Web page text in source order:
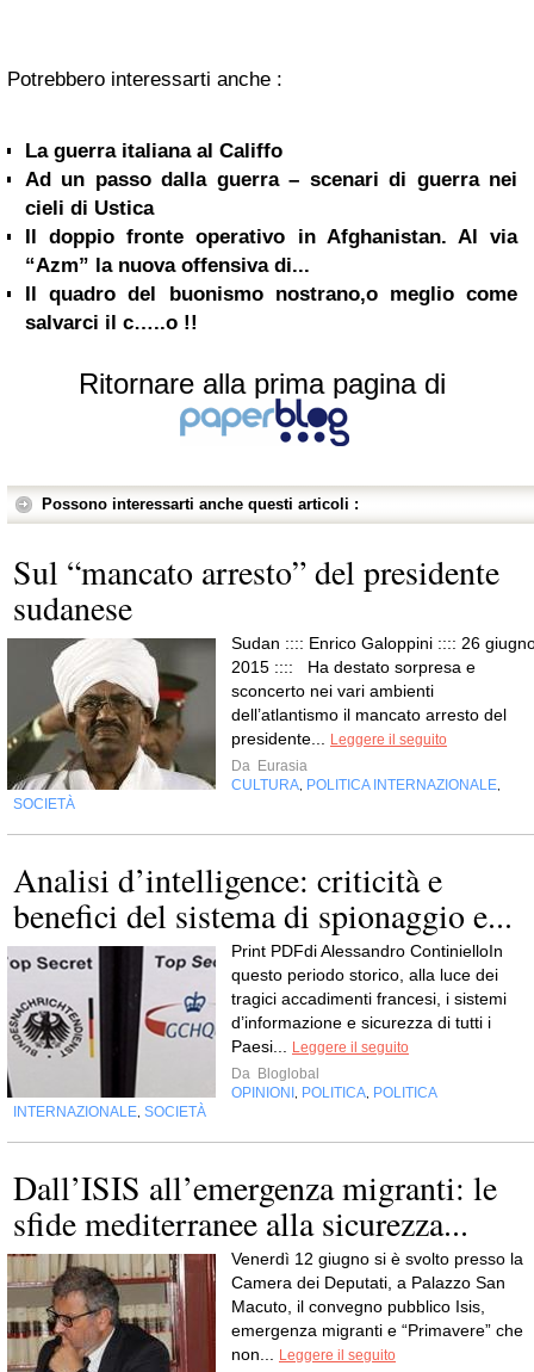
Potrebbero interessarti anche :
La guerra italiana al Califfo
Ad un passo dalla guerra – scenari di guerra nei
cieli di Ustica
Il doppio fronte operativo in Afghanistan. Al via
“Azm” la nuova offensiva di...
Il quadro del buonismo nostrano,o meglio come
salvarci il c…..o !!
Ritornare alla prima pagina di
Possono interessarti anche questi articoli :
Sul “mancato arresto” del presidente
sudanese
Sudan :::: Enrico Galoppini :::: 26
2015 :::: Ha destato sorpresa e
sconcerto nei vari ambienti
dell’atlantismo il mancato arresto del
presidente...
Leggere il seguito
Da Eurasia
CULTURA POLITICA INTERNAZIONALE
SOCIETÀ
Analisi d’intelligence: criticità e
benefici del sistema di spionaggio e...
Print PDFdi Alessandro ContinielloIn
questo periodo storico, alla luce dei
tragici accadimenti francesi, i sistemi
d’informazione e sicurezza di tutti i
Paesi...
Leggere il seguito
Da Bloglobal
OPINIONI
POLITICA POLITICA
INTERNAZIONALE SOCIETÀ
Dall’ISIS all’emergenza migranti: le
sfide mediterranee alla sicurezza...
Venerdì 12 giugno si è svolto presso la
Camera dei Deputati, a Palazzo San
Macuto, il convegno pubblico Isis,
emergenza migranti e “Primavere” che
non...
Leggere il seguito